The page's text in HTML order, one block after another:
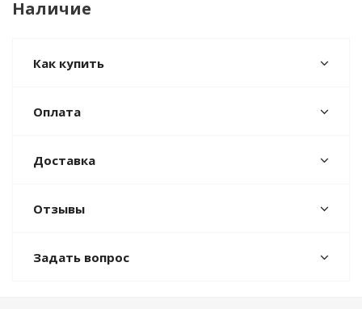
Наличие
Как купить
Оплата
Доставка
Отзывы
Задать вопрос